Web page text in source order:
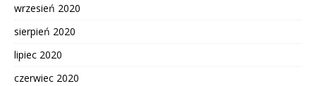
wrzesień 2020
sierpień 2020
lipiec 2020
czerwiec 2020